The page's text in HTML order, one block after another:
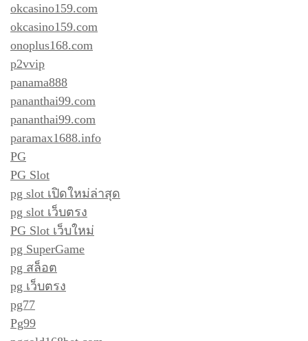
okcasino159.com
okcasino159.com
onoplus168.com
p2vvip
panama888
pananthai99.com
pananthai99.com
paramax1688.info
PG
PG Slot
pg slot เปิดใหม่ล่าสุด
pg slot เว็บตรง
PG Slot เว็บใหม่
pg SuperGame
pg สล็อต
pg เว็บตรง
pg77
Pg99